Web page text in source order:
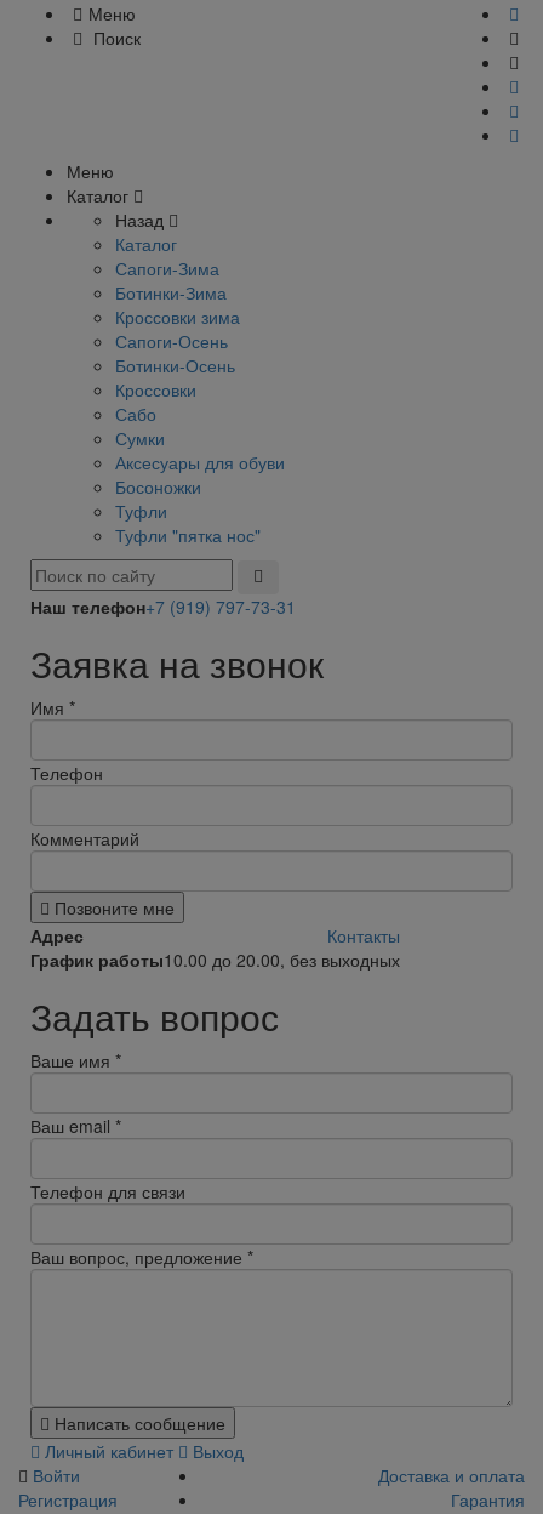
Меню
Поиск
Меню
Каталог
Назад
Каталог
Сапоги-Зима
Ботинки-Зима
Кроссовки зима
Сапоги-Осень
Ботинки-Осень
Кроссовки
Сабо
Сумки
Аксесуары для обуви
Босоножки
Туфли
Туфли "пятка нос"
Наш телефон+7 (919) 797-73-31
Заявка на звонок
Имя *
Телефон
Комментарий
Позвоните мне
Адрес
Контакты
График работы10.00 до 20.00, без выходных
Задать вопрос
Ваше имя *
Ваш email *
Телефон для связи
Ваш вопрос, предложение *
Написать сообщение
Личный кабинет
Выход
Войти
Регистрация
Доставка и оплата
Гарантия